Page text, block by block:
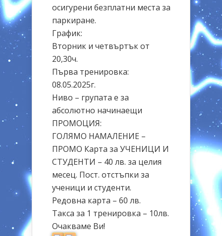
осигурени безплатни места за
паркиране.
График:
Вторник и четвъртък от
20,30ч.
Първа тренировка:
08.05.2025г.
Ниво – групата е за
абсолютно начинаещи
ПРОМОЦИЯ:
ГОЛЯМО НАМАЛЕНИЕ –
ПРОМО Карта за УЧЕНИЦИ И
СТУДЕНТИ – 40 лв. за целия
месец. Пост. отстъпки за
ученици и студенти.
Редовна карта – 60 лв.
Такса за 1 тренировка – 10лв.
Очакваме Ви!